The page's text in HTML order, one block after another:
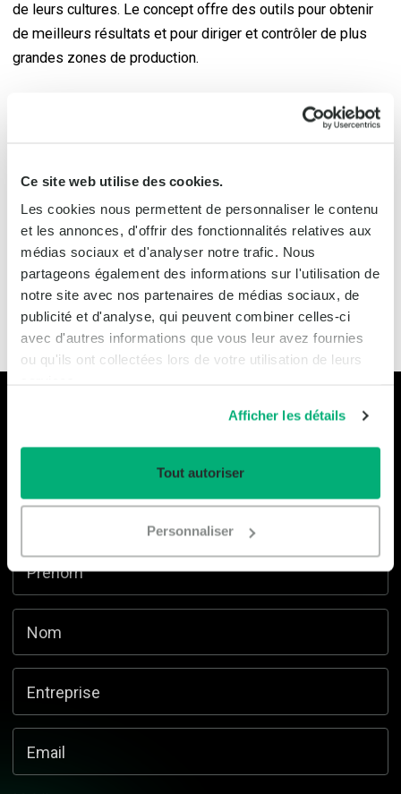
Ce site web utilise des cookies.
Les cookies nous permettent de personnaliser le contenu
et les annonces, d'offrir des fonctionnalités relatives aux
médias sociaux et d'analyser notre trafic. Nous
partageons également des informations sur l'utilisation de
notre site avec nos partenaires de médias sociaux, de
publicité et d'analyse, qui peuvent combiner celles-ci
avec d'autres informations que vous leur avez fournies
ou qu'ils ont collectées lors de votre utilisation de leurs
Afficher les détails
Tout autoriser
Personnaliser
de leurs cultures. Le concept offre des outils pour obtenir
de meilleurs résultats et pour diriger et contrôler de plus
grandes zones de production.
Le GPE est une nouvelle approche de la culture sous serre.
processus physiques et physiologiques plutôt que sur
l'expérience ou les "doigts verts". Le GPE a pour objectif
d'optimiser la croissance et de soutenir la plante en
équilibrant l'énergie, l'eau et les assimilats.
Ce champ n’est utilisé qu’à des fins de validation et devrait rester inchangé.
Prénom
Nom
Entreprise
Email